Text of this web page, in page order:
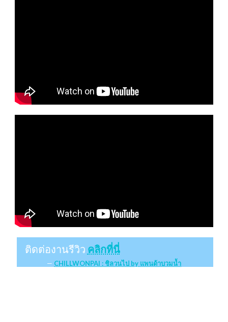
ติดต่องานรีวิว คลิกที่นี่
CHILLWONPAI : ชิลวนไป by แพนด้าบวมน้ำ